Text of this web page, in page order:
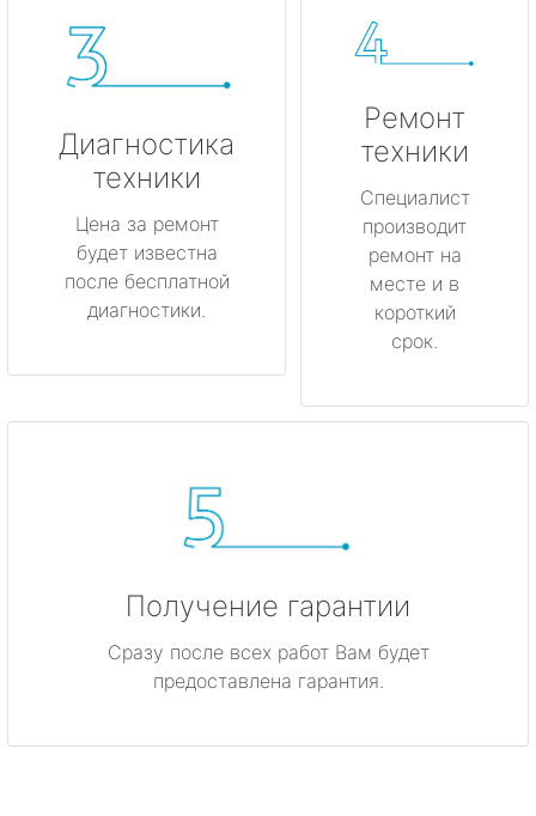
Диагностика
техники
Цена за ремонт
будет известна
после бесплатной
диагностики.
Ремонт
техники
Специалист
производит
ремонт на
месте и в
короткий
срок.
Получение гарантии
Сразу после всех работ Вам будет
предоставлена гарантия.